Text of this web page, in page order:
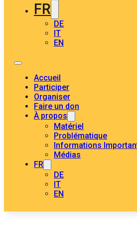
FR
DE
IT
EN
Accueil
Participer
Organiser
Faire un don
À propos
Matériel
Problématique
Informations
Médias
FR
DE
IT
EN